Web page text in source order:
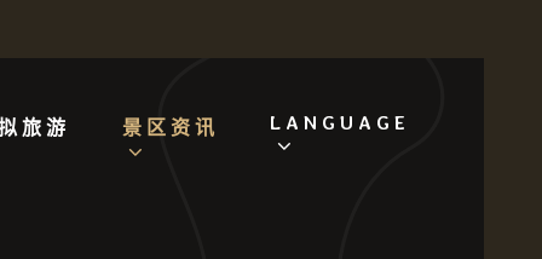
旅游 景区资讯 LANGUAGE